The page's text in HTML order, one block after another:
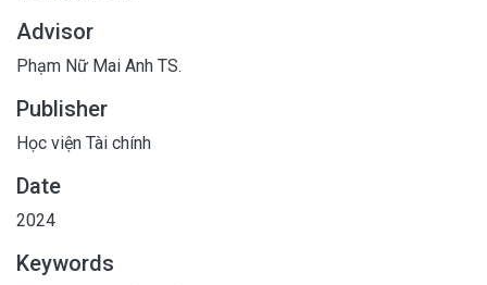
Advisor
Phạm Nữ Mai Anh TS.
Publisher
Học viện Tài chính
Date
2024
Keywords